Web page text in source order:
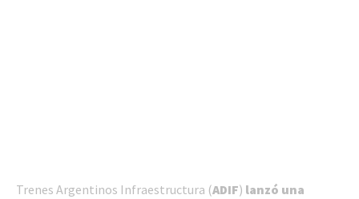
Trenes Argentinos Infraestructura (ADIF) lanzó una